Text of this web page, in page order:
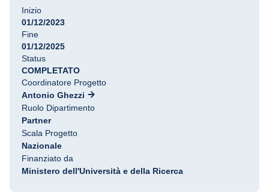
Inizio
01/12/2023
Fine
01/12/2025
Status
COMPLETATO
Coordinatore Progetto
Antonio Ghezzi
Ruolo Dipartimento
Partner
Scala Progetto
Nazionale
Finanziato da
Ministero dell'Università e della Ricerca